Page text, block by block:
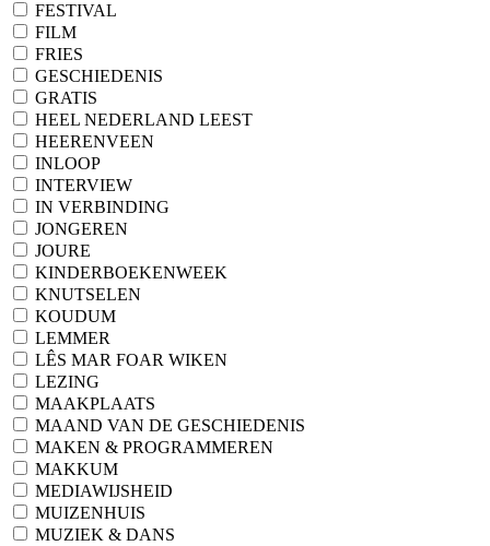
FESTIVAL
FILM
FRIES
GESCHIEDENIS
GRATIS
HEEL NEDERLAND LEEST
HEERENVEEN
INLOOP
INTERVIEW
IN VERBINDING
JONGEREN
JOURE
KINDERBOEKENWEEK
KNUTSELEN
KOUDUM
LEMMER
LÊS MAR FOAR WIKEN
LEZING
MAAKPLAATS
MAAND VAN DE GESCHIEDENIS
MAKEN & PROGRAMMEREN
MAKKUM
MEDIAWIJSHEID
MUIZENHUIS
MUZIEK & DANS